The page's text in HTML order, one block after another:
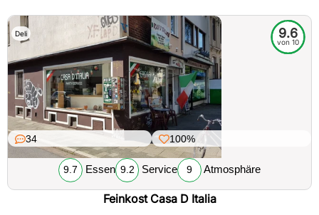
Deli 9.6
von 10
34 100%
9.7 Essen 9.2 Service 9 Atmosphäre
Feinkost Casa D Italia